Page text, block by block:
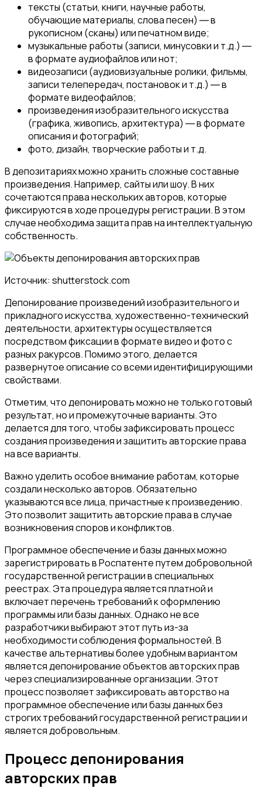
тексты (статьи, книги, научные работы,
обучающие материалы, слова песен) ― в
рукописном (сканы) или печатном виде;
музыкальные работы (записи, минусовки и т.д.) ―
в формате аудиофайлов или нот;
видеозаписи (аудиовизуальные ролики, фильмы,
записи телепередач, постановок и т.д.) ― в
формате видеофайлов;
произведения изобразительного искусства
(графика, живопись, архитектура) ― в формате
описания и фотографий;
фото, дизайн, творческие работы и т.д.
В депозитариях можно хранить сложные составные
произведения. Например, сайты или шоу. В них
сочетаются права нескольких авторов, которые
фиксируются в ходе процедуры регистрации. В этом
случае необходима защита прав на интеллектуальную
собственность.
Источник: shutterstock.com
Депонирование произведений изобразительного и
прикладного искусства, художественно-технический
деятельности, архитектуры осуществляется
посредством фиксации в формате видео и фото с
разных ракурсов. Помимо этого, делается
развернутое описание со всеми идентифицирующими
свойствами.
Отметим, что депонировать можно не только готовый
результат, но и промежуточные варианты. Это
делается для того, чтобы зафиксировать процесс
создания произведения и защитить авторские права
на все варианты.
Важно уделить особое внимание работам, которые
создали несколько авторов. Обязательно
указываются все лица, причастные к произведению.
Это позволит защитить авторские права в случае
возникновения споров и конфликтов.
Программное обеспечение и базы данных можно
зарегистрировать в Роспатенте путем добровольной
государственной регистрации в специальных
реестрах. Эта процедура является платной и
включает перечень требований к оформлению
программы или базы данных. Однако не все
разработчики выбирают этот путь из-за
необходимости соблюдения формальностей. В
качестве альтернативы более удобным вариантом
является депонирование объектов авторских прав
через специализированные организации. Этот
процесс позволяет зафиксировать авторство на
программное обеспечение или базы данных без
строгих требований государственной регистрации и
является добровольным.
Процесс депонирования
авторских прав